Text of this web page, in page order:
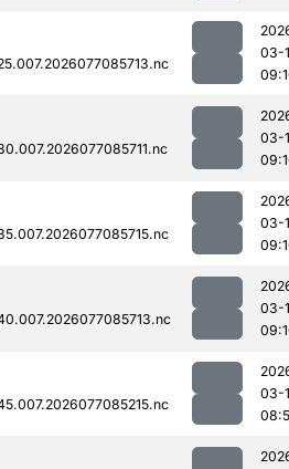
03-
03-
03-
03-
03-